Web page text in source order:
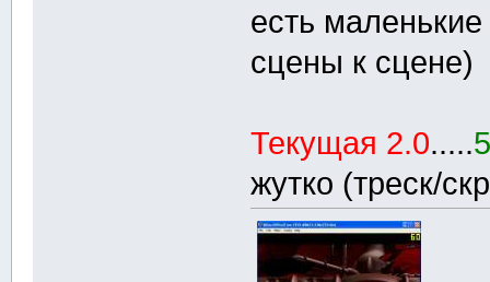
есть
сцены к сцене)
Текущая 2.0.....
жутко (треск/